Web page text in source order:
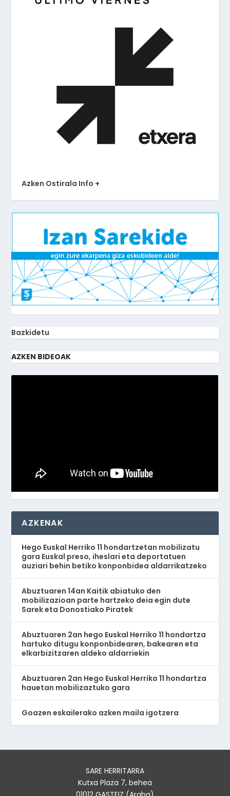
Azken Ostirala Info +
Bazkidetu
AZKEN BIDEOAK
AZKENAK
Hego Euskal Herriko 11 hondartzetan mobilizatu
gara Euskal preso, iheslari eta deportatuen
auziari behin betiko konponbidea aldarrikatzeko
Abuztuaren 14an Kaitik abiatuko den
mobilizazioan parte hartzeko deia egin dute
Sarek eta Donostiako Piratek
Abuztuaren 2an hego Euskal Herriko 11 hondartza
hartuko ditugu konponbidearen, bakearen eta
elkarbizitzaren aldeko aldarriekin
Abuztuaren 2an Hego Euskal Herriko 11 hondartza
hauetan mobilizaztuko gara
Goazen eskailerako azken maila igotzera
SARE HERRITARRA
Kutxa Plaza 7, behea